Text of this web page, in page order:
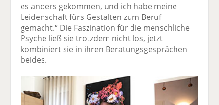
es anders gekommen, und ich habe meine
Leidenschaft fürs Gestalten zum Beruf
gemacht.“ Die Faszination für die menschliche
Psyche ließ sie trotzdem nicht los, jetzt
kombiniert sie in ihren Beratungsgesprächen
beides.